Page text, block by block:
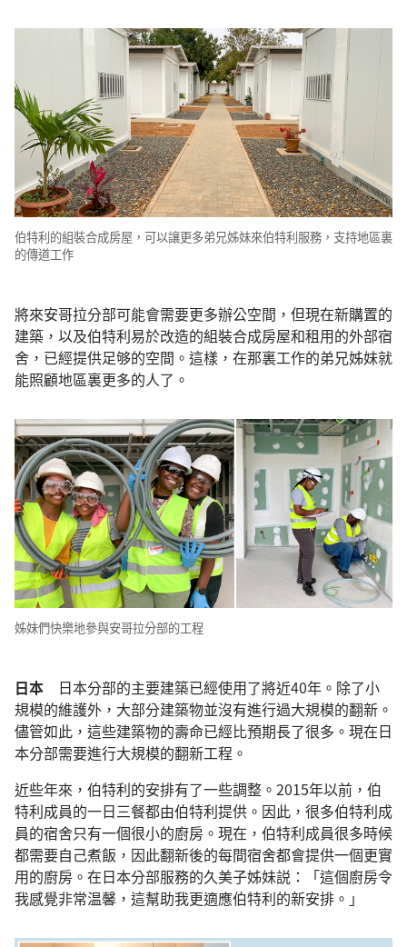
伯特利的組裝合成房屋，可以讓更多弟兄姊妹來伯特利服務，支持地區裏
的傳道工作
將來安哥拉分部可能會需要更多辦公空間，但現在新購置的
建築，以及伯特利易於改造的組裝合成房屋和租用的外部宿
舍，已經提供足够的空間。這樣，在那裏工作的弟兄姊妹就
能照顧地區裏更多的人了。
姊妹們快樂地參與安哥拉分部的工程
日本 日本分部的主要建築已經使用了將近40年。除了小
規模的維護外，大部分建築物並沒有進行過大規模的翻新。
儘管如此，這些建築物的壽命已經比預期長了很多。現在日
本分部需要進行大規模的翻新工程。
近些年來，伯特利的安排有了一些調整。2015年以前，伯
特利成員的一日三餐都由伯特利提供。因此，很多伯特利成
員的宿舍只有一個很小的廚房。現在，伯特利成員很多時候
都需要自己煮飯，因此翻新後的每間宿舍都會提供一個更實
用的廚房。在日本分部服務的久美子姊妹説：「這個廚房令
我感覺非常温馨，這幫助我更適應伯特利的新安排。」